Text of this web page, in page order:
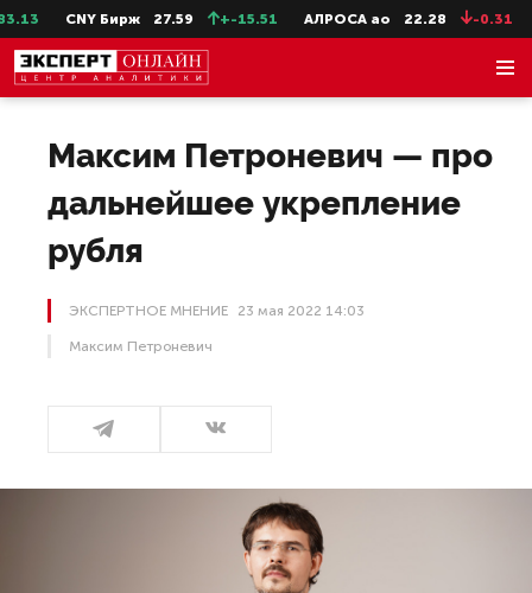
CNY Бирж 27.59 +-15.51 АЛРОСА ао 22.28 -0.31
Максим Петроневич — про
дальнейшее укрепление
рубля
ЭКСПЕРТНОЕ МНЕНИЕ 23 мая 2022 14:03
Максим Петроневич